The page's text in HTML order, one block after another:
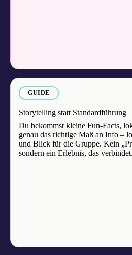
GUIDE
Storytelling statt Standardführung
Du bekommst kleine Fun-Facts,
genau das richtige Maß an Info –
und Blick für die Gruppe. Kein
sondern ein Erlebnis, das verbindet.